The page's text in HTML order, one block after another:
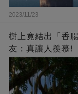
2023/11/23
樹上竟結出「香
友：真讓人羨慕!